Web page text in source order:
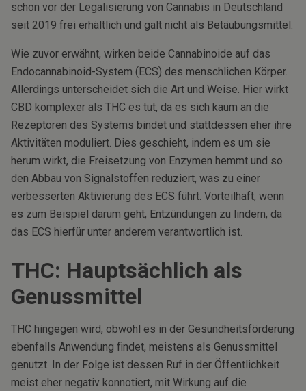
schon vor der Legalisierung von Cannabis in Deutschland
seit 2019 frei erhältlich und galt nicht als Betäubungsmittel.
Wie zuvor erwähnt, wirken beide Cannabinoide auf das
Endocannabinoid-System (ECS) des menschlichen Körper.
Allerdings unterscheidet sich die Art und Weise. Hier wirkt
CBD komplexer als THC es tut, da es sich kaum an die
Rezeptoren des Systems bindet und stattdessen eher ihre
Aktivitäten moduliert. Dies geschieht, indem es um sie
herum wirkt, die Freisetzung von Enzymen hemmt und so
den Abbau von Signalstoffen reduziert, was zu einer
verbesserten Aktivierung des ECS führt. Vorteilhaft, wenn
es zum Beispiel darum geht, Entzündungen zu lindern, da
das ECS hierfür unter anderem verantwortlich ist.
THC: Hauptsächlich als
Genussmittel
THC hingegen wird, obwohl es in der Gesundheitsförderung
ebenfalls Anwendung findet, meistens als Genussmittel
genutzt. In der Folge ist dessen Ruf in der Öffentlichkeit
meist eher negativ konnotiert, mit Wirkung auf die